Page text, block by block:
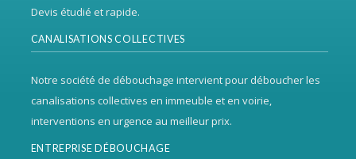
Devis étudié et rapide.
CANALISATIONS COLLECTIVES
Notre société de débouchage intervient pour déboucher les
canalisations collectives en immeuble et en voirie,
interventions en urgence au meilleur prix.
ENTREPRISE DÉBOUCHAGE